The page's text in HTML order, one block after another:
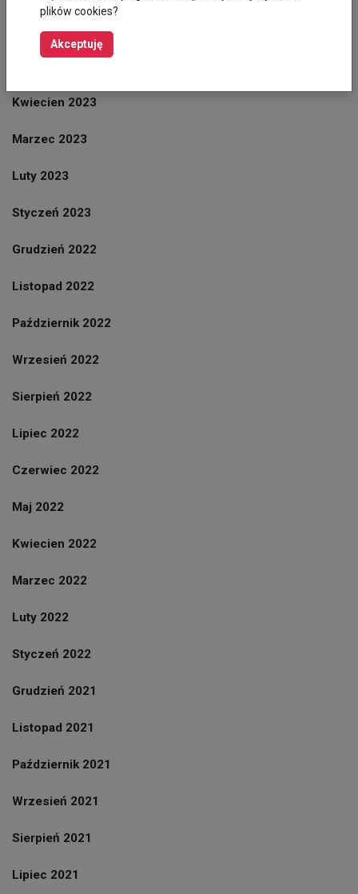
Czerwiec 2023
Kwiecien 2023
Marzec 2023
Luty 2023
Styczeń 2023
Grudzień 2022
Listopad 2022
Październik 2022
Wrzesień 2022
Sierpień 2022
Lipiec 2022
Czerwiec 2022
Maj 2022
Kwiecien 2022
Marzec 2022
Luty 2022
Styczeń 2022
Grudzień 2021
Listopad 2021
Październik 2021
Wrzesień 2021
Sierpień 2021
Lipiec 2021
plików cookies?
Akceptuję